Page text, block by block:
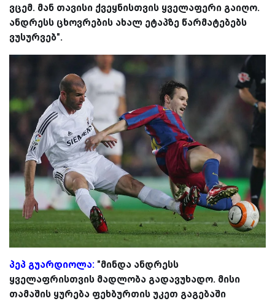
ვცემ. მან თავისი ქვეყნისთვის ყველაფერი გაიღო.
ანდრესს ცხოვრების ახალ ეტაპზე წარმატებებს
ვუსურვებ".
პეპ გუარდიოლა: "მინდა ანდრესს
ყველაფრისთვის მადლობა გადავუხადო. მისი
თამაშის ყურება ფეხბურთის უკეთ გაგებაში